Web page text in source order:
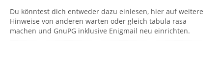
Du könntest dich entweder dazu einlesen, hier auf weitere
Hinweise von anderen warten oder gleich tabula rasa
machen und GnuPG inklusive Enigmail neu einrichten.